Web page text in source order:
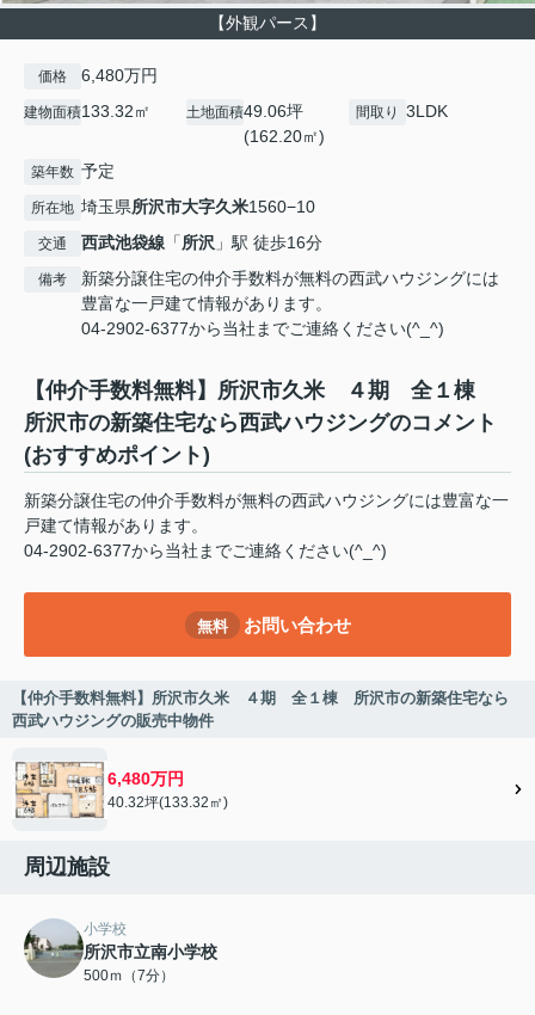
【外観パース】
価格 6,480万円
建物面積133.32㎡ 土地面積49.06坪
(162.20㎡)
間取り 3LDK
築年数 予定
所在地 埼玉県所沢市大字久米1560−10
交通 西武池袋線 「所沢 」駅 徒歩16分
備考
新築分譲住宅の仲介手数料が無料の西武ハウジングには
豊富な一戸建て情報があります。
04-2902-6377から当社までご連絡ください(^_^)
【仲介手数料無料】所沢市久米 ４期 全１棟
所沢市の新築住宅なら西武ハウジングのコメント
(おすすめポイント)
新築分譲住宅の仲介手数料が無料の西武ハウジングには豊富な一
戸建て情報があります。
04-2902-6377から当社までご連絡ください(^_^)
無料 お問い合わせ
【仲介手数料無料】所沢市久米 ４期 全１棟 所沢市の新築住宅なら
西武ハウジングの販売中物件
6,480万円
40.32坪(133.32㎡)
周辺施設
小学校
所沢市立南小学校
500ｍ（7分）